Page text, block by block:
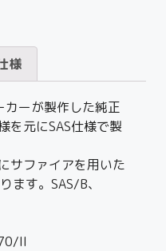
様
ーが製作した純正
を元にSAS仕様で製
サファイアを用いた
ます。SAS/B、
II